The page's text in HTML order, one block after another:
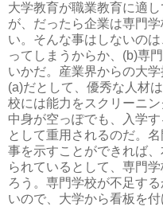
大学教育が職業教育に適
が、だったら企業は専門
い。そんな事はしないの
ってしまうからか、(b)専
いかだ。産業界からの大
(a)だとして、優秀な人材
校には能力をスクリーニ
中身が空っぽでも、入学
として重用されるのだ。
事を示すことができれば
られているとして、専門
ろう。専門学校が不足す
いので、大学から看板を